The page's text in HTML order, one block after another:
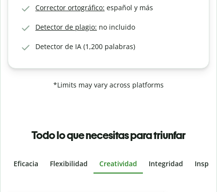
Corrector ortográfico: español y más
Detector de plagio: no incluido
Detector de IA (1,200 palabras)
*Limits may vary across platforms
Todo lo que necesitas para triunfar
Eficacia Flexibilidad Creatividad Integridad